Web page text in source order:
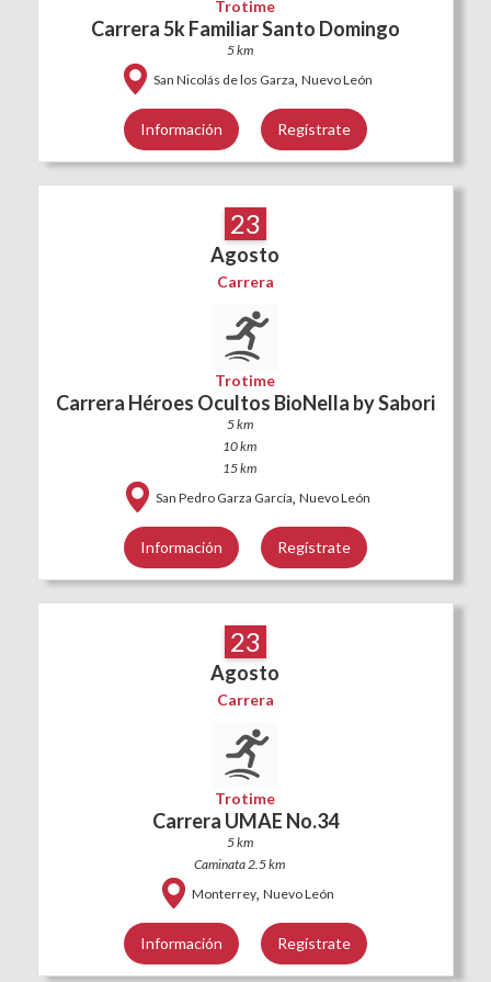
Trotime
Carrera 5k Familiar Santo Domingo
5 km
San Nicolás de los Garza, Nuevo León
Información Regístrate
23
Agosto
Carrera
Trotime
Carrera Héroes Ocultos BioNella by Sabori
5 km
10 km
15 km
San Pedro Garza García, Nuevo León
Información Regístrate
23
Agosto
Carrera
Trotime
Carrera UMAE No.34
5 km
Caminata 2.5 km
Monterrey, Nuevo León
Información Regístrate